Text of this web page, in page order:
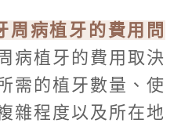
周病植牙的費用問
病植牙的費用取決
需的植牙數量、使
雜程度以及所在地